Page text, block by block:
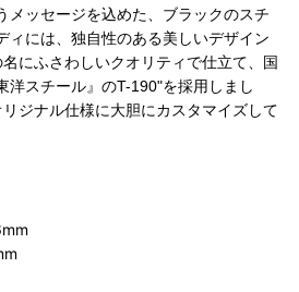
メッセージを込めた、ブラックのスチ
ィには、独自性のある美しいデザイン
にふさわしいクオリティで仕立て、国
洋スチール』のT-190"を採用しまし
ジナル仕様に大胆にカスタマイズして